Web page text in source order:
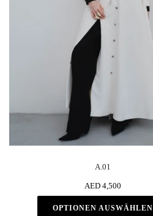
A.01
AED 4,500
OPTIONEN AUSWÄHLEN